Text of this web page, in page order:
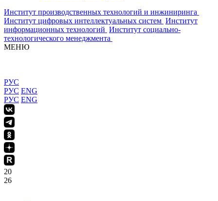
Институт производственных технологий и инжиниринга
Институт цифровых интеллектуальных систем Институт
информационных технологий Институт социально-
технологического менеджмента
МЕНЮ
РУС
РУС ENG
РУС ENG
20
26